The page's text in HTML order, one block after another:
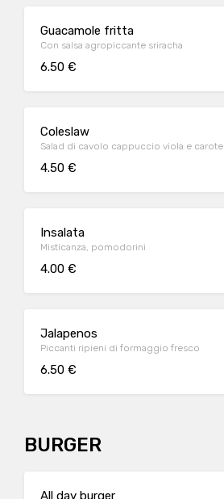
Guacamole fritta
Con salsa agropiccante sriracha
6.50 €
Coleslaw
Salad di cavolo cappuccio viola e carote
4.50 €
Insalata
Misticanza, pomodorini
4.00 €
Jalapenos
Piccanti ripieni di formaggio fresco
6.50 €
BURGER
All day burger